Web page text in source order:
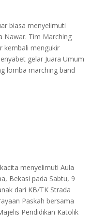
biasa menyelimuti
Nawar. Tim Marching
kembali mengukir
gelar Juara Umum
lomba marching band
menyelimuti Aula
Bekasi pada Sabtu, 9
dari KB/TK Strada
Paskah bersama
Pendidikan Katolik